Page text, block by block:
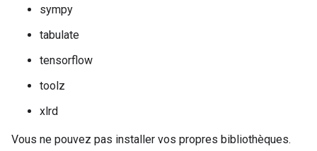
sympy
tabulate
tensorflow
toolz
xlrd
Vous ne pouvez pas installer vos propres bibliothèques.